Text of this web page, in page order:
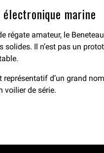
marine
régate amateur, le
solides. Il n’est pas un
représentatif d’un grand
voilier de série.